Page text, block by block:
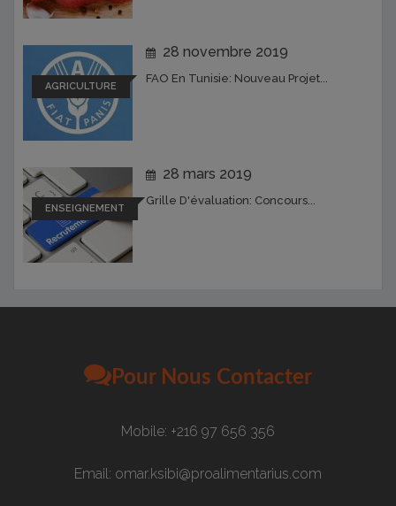
AGRICULTURE
28 novembre 2019
FAO En Tunisie: Nouveau Projet...
ENSEIGNEMENT
28 mars 2019
Grille D'évaluation: Concours...
Pour Nous Contacter
Mobile: +216 97 656 356
Email: omar.ksibi@proalimentarius.com